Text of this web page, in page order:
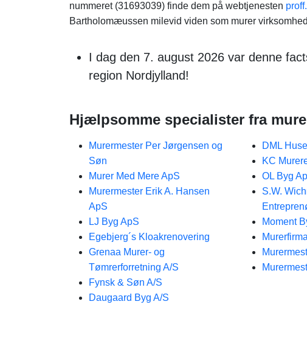
nummeret (31693039) finde dem på webtjenesten
Bartholomæussen milevid viden som murer
I dag den 7. august 2026 var denne
region Nordjylland!
Hjælpsomme specialister fra
Murermester Per Jørgensen og
Søn
Murer Med Mere ApS
Murermester Erik A. Hansen
ApS
LJ Byg ApS
Egebjerg´s Kloakrenovering
Grenaa Murer- og
Tømrerforretning A/S
Fynsk & Søn A/S
Daugaard Byg A/S
DML
KC
OL Byg
S.W.
Moment